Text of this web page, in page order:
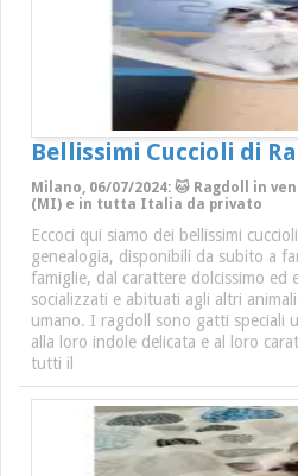
Bellissimi Cuccioli di
Milano, 06/07/2024: 🐱 Ragdoll in
(MI) e in tutta Italia da privato
Eccoci qui siamo dei bellissimi
genealogia, disponibili da subito a
famiglie, dal carattere dolcissimo ed
socializzati e abituati agli altri
umano. I ragdoll sono gatti speciali
alla loro indole delicata e al loro
tutti il